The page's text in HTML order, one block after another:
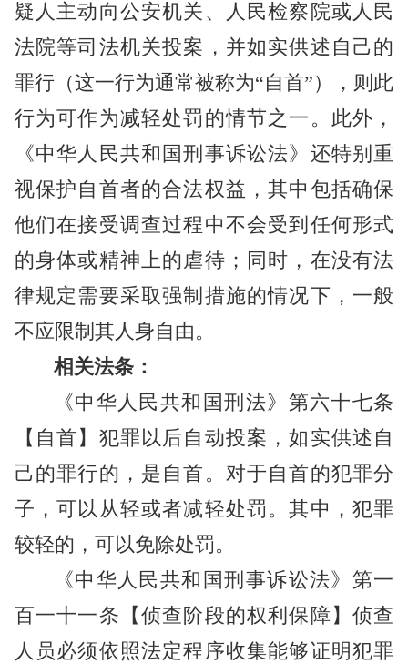
疑人主动向公安机关、人民检察院或人民
法院等司法机关投案，并如实供述自己的
罪行（这一行为通常被称为“自首”），则此
行为可作为减轻处罚的情节之一。此外，
《中华人民共和国刑事诉讼法》还特别重
视保护自首者的合法权益，其中包括确保
他们在接受调查过程中不会受到任何形式
的身体或精神上的虐待；同时，在没有法
律规定需要采取强制措施的情况下，一般
不应限制其人身自由。
相关法条：
《中华人民共和国刑法》第六十七条
【自首】犯罪以后自动投案，如实供述自
己的罪行的，是自首。对于自首的犯罪分
子，可以从轻或者减轻处罚。其中，犯罪
较轻的，可以免除处罚。
《中华人民共和国刑事诉讼法》第一
百一十一条【侦查阶段的权利保障】侦查
人员必须依照法定程序收集能够证明犯罪